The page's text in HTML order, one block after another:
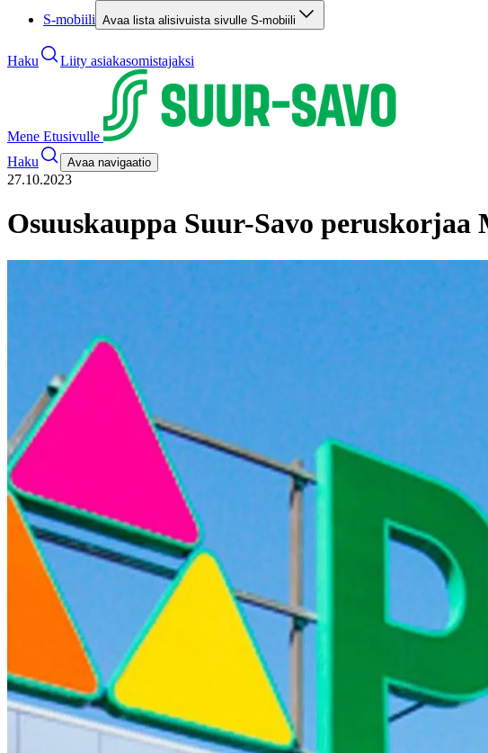
S-mobiili Avaa lista alisivuista sivulle S-mobiili
Haku Liity asiakasomistajaksi
Mene Etusivulle
Haku
Avaa navigaatio
27.10.2023
Osuuskauppa Suur-Savo